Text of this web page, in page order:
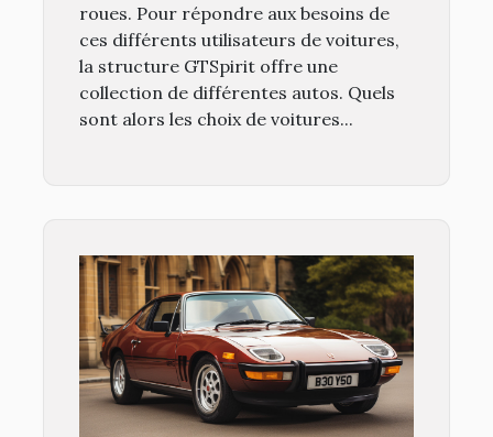
roues. Pour répondre aux besoins de
ces différents utilisateurs de voitures,
la structure GTSpirit offre une
collection de différentes autos. Quels
sont alors les choix de voitures...